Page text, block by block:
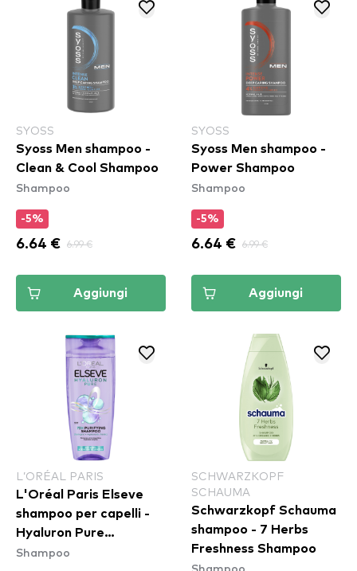
SYOSS
Syoss Men shampoo -
Clean & Cool Shampoo
Shampoo
-5%
6.64 € 6.99 €
Aggiungi
SYOSS
Syoss Men shampoo -
Power Shampoo
Shampoo
-5%
6.64 € 6.99 €
Aggiungi
L’ORÉAL PARIS
L'Oréal Paris Elseve
shampoo per capelli -
Hyaluron Pure
Shampoo (400ml)
Shampoo
SCHWARZKOPF
SCHAUMA
Schwarzkopf Schauma
shampoo - 7 Herbs
Freshness Shampoo
Shampoo